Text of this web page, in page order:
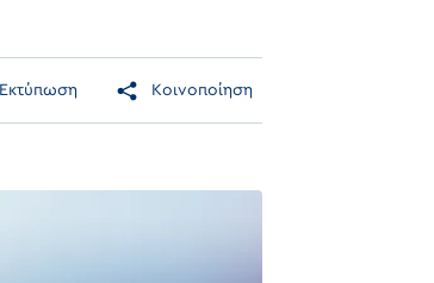
Εκτύπωση Κοινοποίηση